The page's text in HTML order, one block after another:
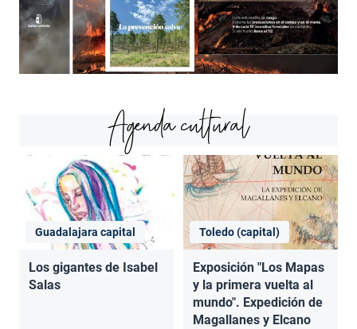
Agenda cultural
Guadalajara capital
Los gigantes de Isabel
Salas
Toledo (capital)
Exposición "Los Mapas
y la primera vuelta al
mundo". Expedición de
Magallanes y Elcano